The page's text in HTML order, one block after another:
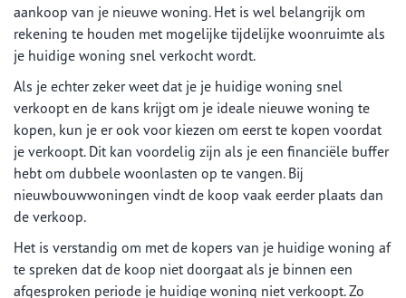
aankoop van je nieuwe woning. Het is wel belangrijk om
rekening te houden met mogelijke tijdelijke woonruimte als
je huidige woning snel verkocht wordt.
Als je echter zeker weet dat je je huidige woning snel
verkoopt en de kans krijgt om je ideale nieuwe woning te
kopen, kun je er ook voor kiezen om eerst te kopen voordat
je verkoopt. Dit kan voordelig zijn als je een financiële buffer
hebt om dubbele woonlasten op te vangen. Bij
nieuwbouwwoningen vindt de koop vaak eerder plaats dan
de verkoop.
Het is verstandig om met de kopers van je huidige woning af
te spreken dat de koop niet doorgaat als je binnen een
afgesproken periode je huidige woning niet verkoopt. Zo